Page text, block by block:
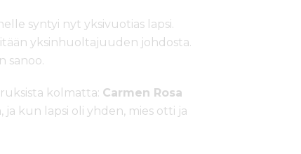
syntyi nyt yksivuotias lapsi.
yksinhuoltajuuden johdosta.
sanoo.
kolmatta: Carmen Rosa
ja kun lapsi oli yhden, mies otti ja